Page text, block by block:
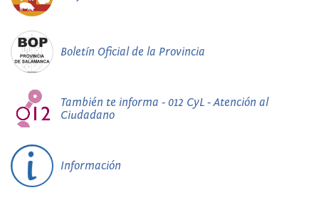
Boletín Oficial de la Provincia
También te informa - 012 CyL - Atención al
Ciudadano
Información